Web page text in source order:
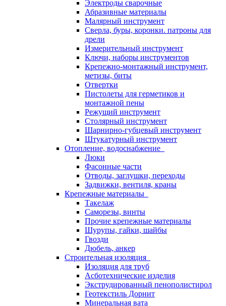
Электроды сварочные
Абразивные материалы
Малярный инструмент
Сверла, буры, коронки. патроны для
дрели
Измерительный инструмент
Ключи, наборы инструментов
Крепежно-монтажный инструмент,
метизы, биты
Отвертки
Пистолеты для герметиков и
монтажной пены
Режущий инструмент
Столярный инструмент
Шарнирно-губцевый инструмент
Штукатурный инструмент
Отопление, водоснабжение
Люки
Фасонные части
Отводы, заглушки, переходы
Задвижки, вентиля, краны
Крепежные материалы
Такелаж
Саморезы, винты
Прочие крепежные материалы
Шурупы, гайки, шайбы
Гвозди
Дюбель, анкер
Строительная изоляция
Изоляция для труб
Асботехнические изделия
Экструдированный пенополистирол
Геотекстиль Дорнит
Минеральная вата